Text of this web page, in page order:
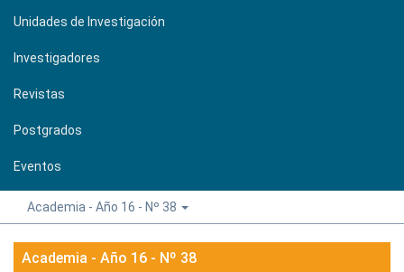
Unidades de Investigación
Investigadores
Revistas
Postgrados
Eventos
Academia - Año 16 - Nº 38
Academia - Año 16 - Nº 38